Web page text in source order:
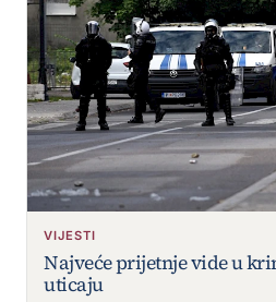
VIJESTI
Najveće prijetnje vide u
uticaju